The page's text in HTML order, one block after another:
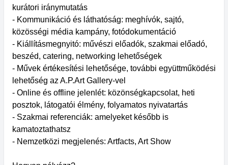
kurátori iránymutatás
- Kommunikáció és láthatóság: meghívók, sajtó,
közösségi média kampány, fotódokumentáció
- Kiállításmegnyitó: művészi előadók, szakmai előadó,
beszéd, catering, networking lehetőségek
- Művek értékesítési lehetősége, további együttműködési
lehetőség az A.P.Art Gallery-vel
- Online és offline jelenlét: közönségkapcsolat, heti
posztok, látogatói élmény, folyamatos nyivatartás
- Szakmai referenciák: amelyeket később is
kamatoztathatsz
- Nemzetközi megjelenés: Artfacts, Art Show